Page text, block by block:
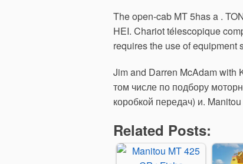
The open-cab MT 5has a .
HEI. Chariot télescopique
requires the use of equipment
Jim and Darren McAdam with
том числе по подбору
коробкой передач) и.
Related Posts: